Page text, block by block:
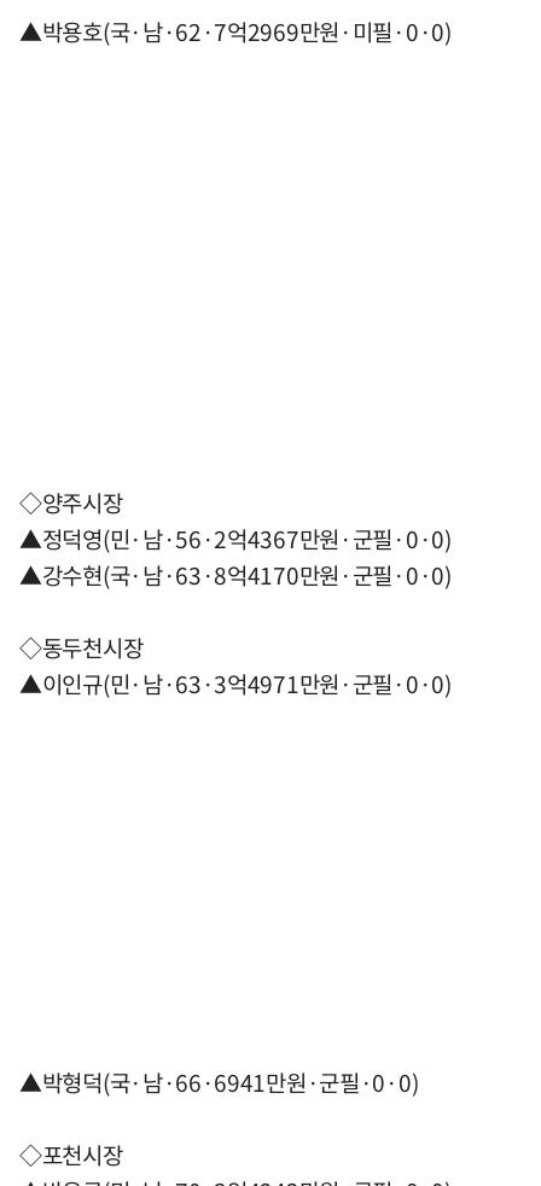
▲박용호(국·남·62·7억2969만원·미필·0·0)
◇양주시장
▲정덕영(민·남·56·2억4367만원·군필·0·0)
▲강수현(국·남·63·8억4170만원·군필·0·0)
◇동두천시장
▲이인규(민·남·63·3억4971만원·군필·0·0)
▲박형덕(국·남·66·6941만원·군필·0·0)
◇포천시장